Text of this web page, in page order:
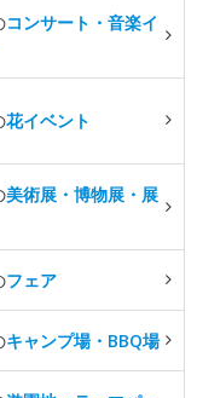
コンサート・音楽イ
花イベント
美術展・博物展・展
フェア
キャンプ場・BBQ場